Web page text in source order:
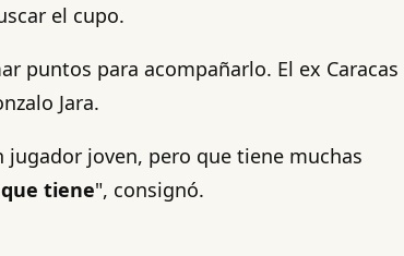
el cupo.
puntos para acompañarlo. El ex Caracas
Jara.
joven, pero que tiene muchas
tiene", consignó.